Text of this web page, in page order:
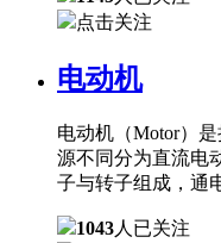
点击关注
电动机
电动机（Motor）
源不同分为直流电
子与转子组成，通
1043人已关注